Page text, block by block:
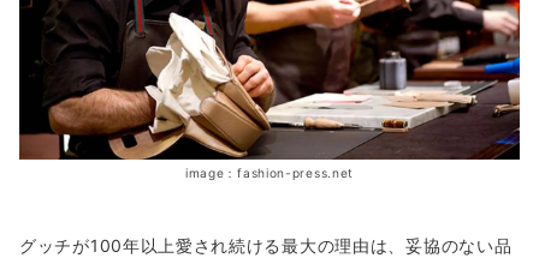
image：fashion-press.net
グッチが100年以上愛され続ける最大の理由は、妥協のない品